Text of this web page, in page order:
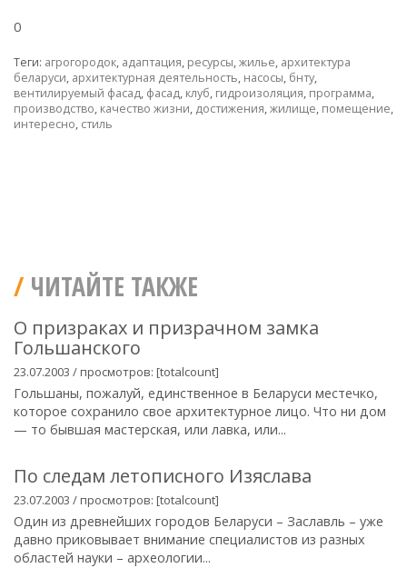
0
Теги: агрогородок, адаптация, ресурсы,жилье, архитектура
беларуси, архитектурная деятельность, насосы, бнту,
вентилируемый фасад, фасад, клуб, гидроизоляция, программа,
производство, качество жизни, достижения,жилище, помещение,
интересно, стиль
ЧИТАЙТЕ ТАКЖЕ
О призраках и призрачном замка
Гольшанского
23.07.2003 / просмотров: [totalcount]
Гольшаны, пожалуй, единственное в Беларуси местечко,
которое сохранило свое архитектурное лицо. Что ни дом
— то бывшая мастерская, или лавка, или...
По следам летописного Изяслава
23.07.2003 / просмотров: [totalcount]
Один из древнейших городов Беларуси – Заславль – уже
давно приковывает внимание специалистов из разных
областей науки – археологии...